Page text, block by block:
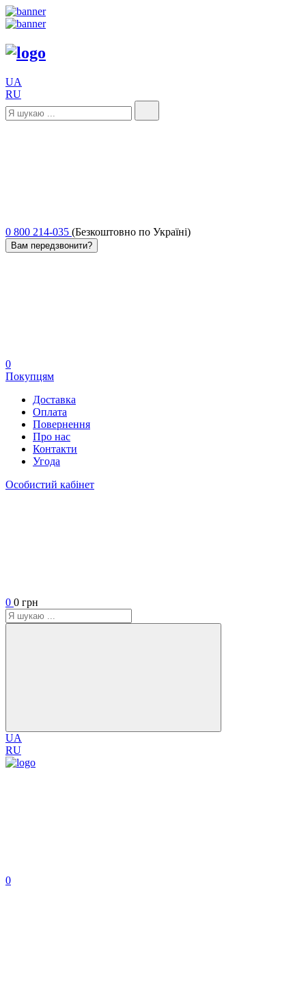
UA
RU
0 800 214-035 (Безкоштовно по Україні)
Вам передзвонити?
0
Покупцям
Доставка
Оплата
Повернення
Про нас
Контакти
Угода
Особистий кабінет
0 0 грн
UA
RU
0